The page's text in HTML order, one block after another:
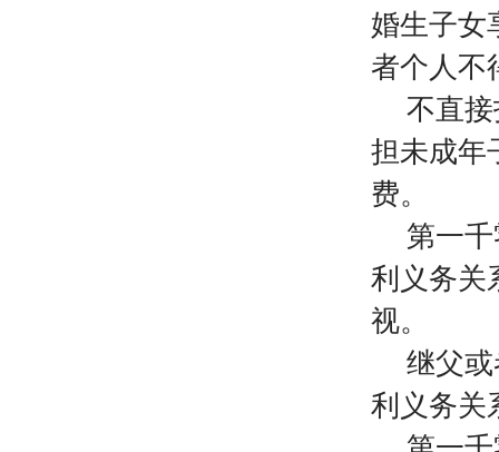
婚生子女
者个人不
不直
担未成年
费。
第一
利义务关
视。
继父
利义务关